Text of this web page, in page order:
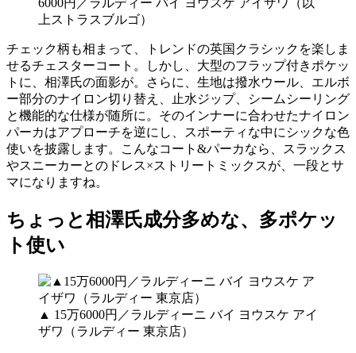
6000円／ラルディー バイ ヨウスケ アイザワ（以
上ストラスブルゴ）
チェック柄も相まって、トレンドの英国クラシックを楽しま
せるチェスターコート。しかし、大型のフラップ付きポケッ
トに、相澤氏の面影が。さらに、生地は撥水ウール、エルボ
ー部分のナイロン切り替え、止水ジップ、シームシーリング
と機能的な仕様が随所に。そのインナーに合わせたナイロン
パーカはアプローチを逆にし、スポーティな中にシックな色
使いを披露します。こんなコート&パーカなら、スラックス
やスニーカーとのドレス×ストリートミックスが、一段とサ
マになりますね。
ちょっと相澤氏成分多めな、多ポケッ
ト使い
▲ 15万6000円／ラルディーニ バイ ヨウスケ アイ
ザワ（ラルディー 東京店）